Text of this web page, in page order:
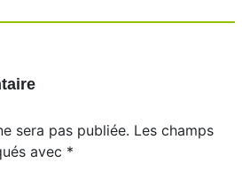
sera pas publiée. Les champs
avec *